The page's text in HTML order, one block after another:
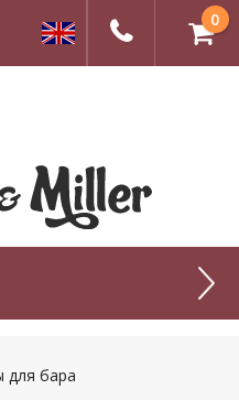
333-
(495)
0
для бара